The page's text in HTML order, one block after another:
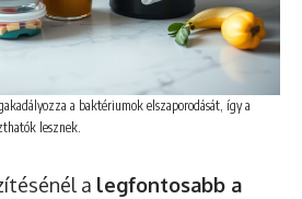
a baktériumok elszaporodását, így a
lesznek.
a legfontosabb a